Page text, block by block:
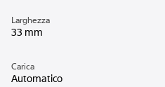
Larghezza
33 mm
Carica
Automatico